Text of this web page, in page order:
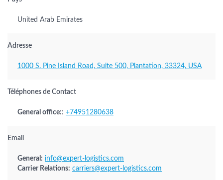
United Arab Emirates
Adresse
1000 S. Pine Island Road, Suite 500, Plantation, 33324, USA
Téléphones de Contact
General office:: +74951280638
Email
General: info@expert-logistics.com
Carrier Relations: carriers@expert-logistics.com